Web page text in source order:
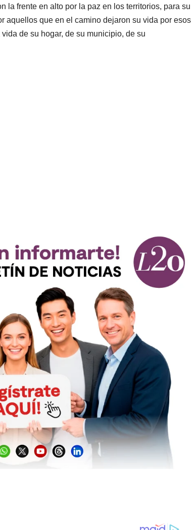
la frente en alto por la paz en los territorios, para su
aquellos que en el camino dejaron su vida por esos
de su hogar, de su municipio, de su